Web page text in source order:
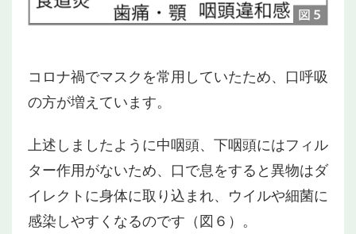
コロナ禍でマスクを常用していたため、口呼吸
の方が増えています。
上述しましたように中咽頭、下咽頭にはフィル
ター作用がないため、口で息をすると異物はダ
イレクトに身体に取り込まれ、ウイルや細菌に
感染しやすくなるのです（図６）。